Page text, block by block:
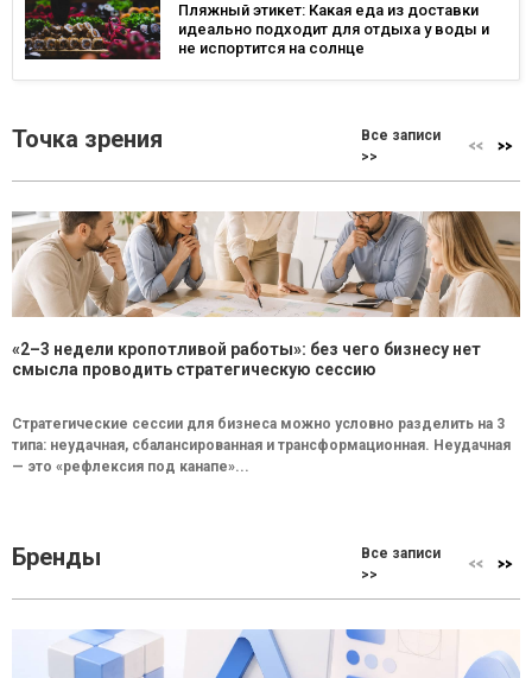
Пляжный этикет: Какая еда из доставки
идеально подходит для отдыха у воды и
не испортится на солнце
Точка зрения
Все записи
>>
«2–3 недели кропотливой работы»: без чего бизнесу нет
смысла проводить стратегическую сессию
Стратегические сессии для бизнеса можно условно разделить на 3
типа: неудачная, сбалансированная и трансформационная. Неудачная
— это «рефлексия под канапе»...
Бренды
Все записи
>>